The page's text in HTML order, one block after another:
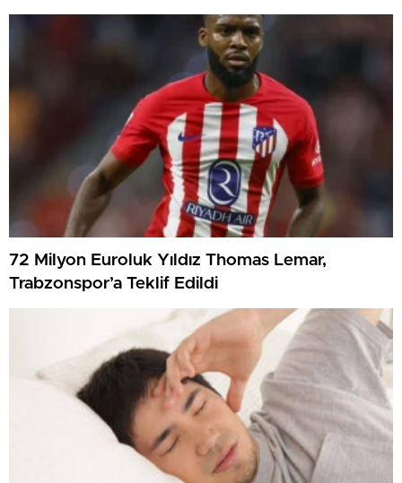
72 Milyon Euroluk Yıldız Thomas Lemar,
Trabzonspor’a Teklif Edildi